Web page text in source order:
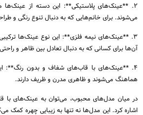
2. **عینک‌های پلاستیکی**: این دسته از عینک‌ها
می‌شوند. برای خانم‌هایی که به دنبال تنوع رنگی
3. **عینک‌های نیمه فلزی**: این نوع عینک‌ها
آن‌ها برای کسانی که به دنبال تعادل بین ظاهر و
4. **عینک‌های با قاب‌های شفاف و بدون رنگ**:
هماهنگ می‌شوند و ظاهری مدرن و ظریف دارند.
اشاره کرد. این مدل‌ها نه تنها به زیبایی چهره کمک